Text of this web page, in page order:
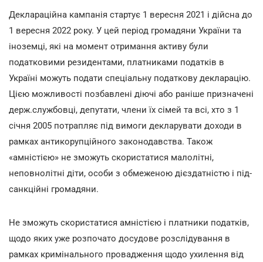
Деклараційна кампанія стартує 1 вересня 2021 і дійсна до
1 вересня 2022 року. У цей період громадяни України та
іноземці, які на момент отримання активу були
податковими резидентами, платниками податків в
Україні можуть подати спеціальну податкову декларацію.
Цією можливості позбавлені діючі або раніше призначені
держ.службовці, депутати, члени їх сімей та всі, хто з 1
січня 2005 потрапляє під вимоги декларувати доходи в
рамках антикорупційного законодавства. Також
«амністією» не зможуть скористатися малолітні,
неповнолітні діти, особи з обмеженою дієздатністю і під-
санкційні громадяни.
Не зможуть скористатися амністією і платники податків,
щодо яких уже розпочато досудове розслідування в
рамках кримінального провадження щодо ухилення від